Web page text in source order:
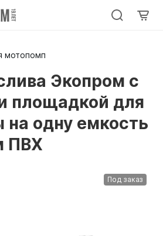
мотопомп
Экопром с
площадкой для
одну емкость
ПВХ
Под заказ